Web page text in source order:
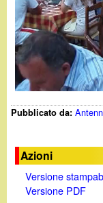
n
o
iPubblicato da:
Azioni
Versione
Versione PDF